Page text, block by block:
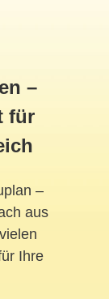
–
für
–
aus
Ihre